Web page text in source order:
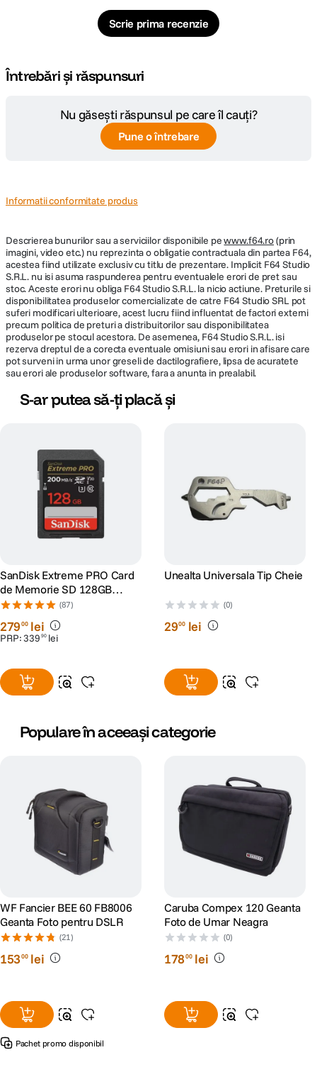
Scrie prima recenzie
Întrebări și răspunsuri
Nu găsești răspunsul pe care îl cauți?
Pune o întrebare
Informatii conformitate produs
Descrierea bunurilor sau a serviciilor disponibile pewww.f64.ro(prin
imagini, video etc.) nu reprezinta o obligatie contractuala din partea F64,
acestea fiind utilizate exclusiv cu titlu de prezentare. Implicit F64 Studio
S.R.L. nu isi asuma raspunderea pentru eventualele erori de pret sau
stoc. Aceste erori nu obliga F64 Studio S.R.L. la nicio actiune. Preturile si
disponibilitatea produselor comercializate de catre F64 Studio SRL pot
suferi modificari ulterioare, acest lucru fiind influentat de factori externi
precum politica de preturi a distribuitorilor sau disponibilitatea
produselor pe stocul acestora. De asemenea, F64 Studio S.R.L. isi
rezerva dreptul de a corecta eventuale omisiuni sau erori in afisare care
pot surveni in urma unor greseli de dactilografiere, lipsa de acuratete
sau erori ale produselor software, fara a anunta in prealabil.
S-ar putea să-ți placă și
SanDisk Extreme PRO Card
de Memorie SD 128GB
SDXC UHS-I Class 10 U3 V30
+ 2 Ani RescuePRO Deluxe
(87)
27900 lei
PRP:339 90 lei
Unealta Universala Tip Cheie
(0)
2900 lei
Populare în aceeași categorie
WF Fancier BEE 60 FB8006
Geanta Foto pentru DSLR
(21)
15300 lei
Pachet promo disponibil
Caruba Compex 120 Geanta
Foto de Umar Neagra
(0)
17800 lei